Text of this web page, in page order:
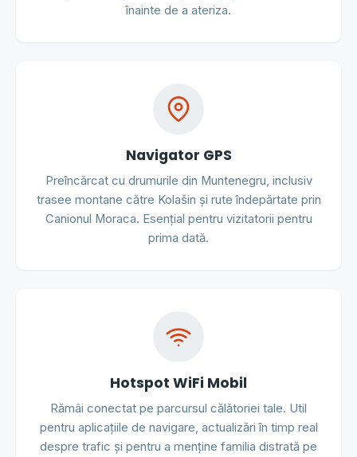
înainte de a ateriza.
Navigator GPS
Preîncărcat cu drumurile din Muntenegru, inclusiv
trasee montane către Kolašin și rute îndepărtate prin
Canionul Moraca. Esențial pentru vizitatorii pentru
prima dată.
Hotspot WiFi Mobil
Rămâi conectat pe parcursul călătoriei tale. Util
pentru aplicațiile de navigare, actualizări în timp real
despre trafic și pentru a menține familia distrată pe